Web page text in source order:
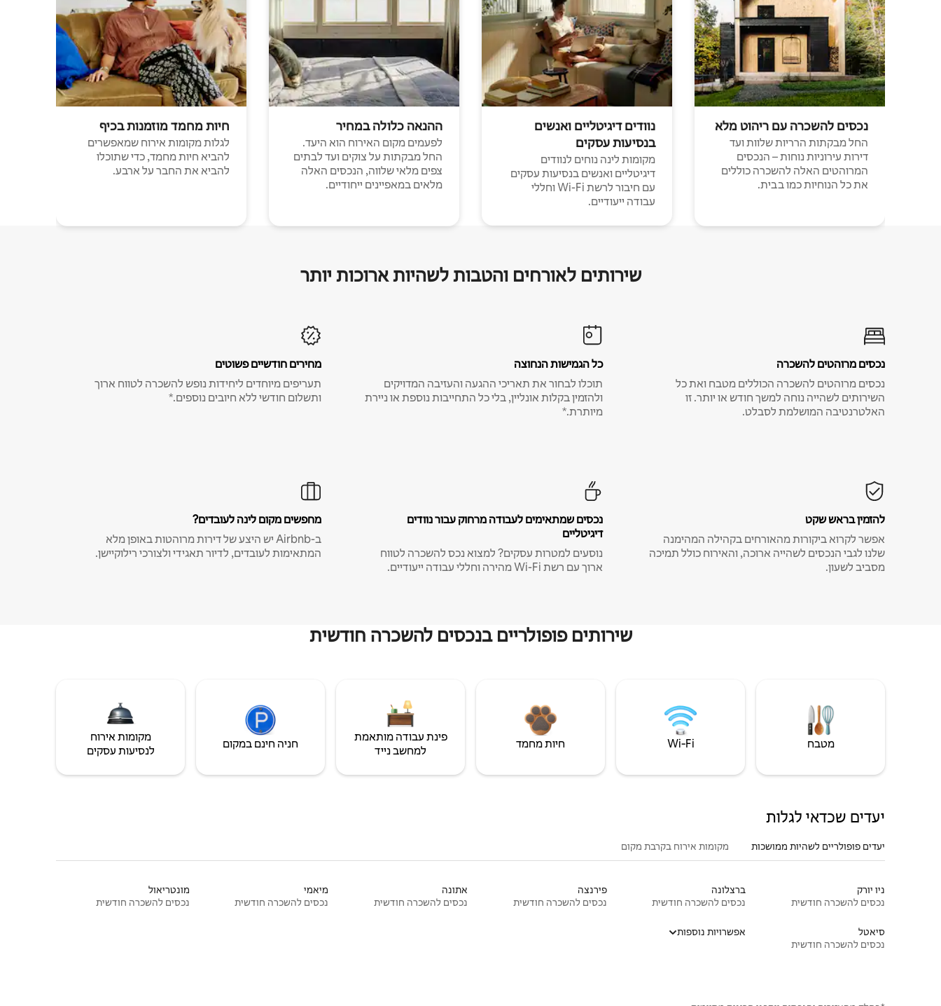
נכסים להשכרה עם ריהוט מלא
החל מבקתות הרריות שלוות ועד
דירות עירוניות נוחות – הנכסים
המרוהטים האלה להשכרה כוללים
את כל הנוחיות כמו בבית.
נוודים דיגיטליים ואנשים
בנסיעות עסקים
מקומות לינה נוחים לנוודים
דיגיטליים ואנשים בנסיעות עסקים
עם חיבור לרשת Wi-Fi וחללי
עבודה ייעודיים.
ההנאה כלולה במחיר
לפעמים מקום האירוח הוא היעד.
החל מבקתות על צוקים ועד לבתים
צפים מלאי שלווה, הנכסים האלה
מלאים במאפיינים ייחודיים.
חיות מחמד מוזמנות בכיף
לגלות מקומות אירוח שמאפשרים
להביא חיות מחמד, כדי שתוכלו
להביא את החבר על ארבע.
שירותים לאורחים והטבות לשהיות ארוכות יותר
נכסים מרוהטים להשכרה
נכסים מרוהטים להשכרה הכוללים מטבח ואת כל
השירותים לשהייה נוחה למשך חודש או יותר. זו
האלטרנטיבה המושלמת לסבלט.
כל הגמישות הנחוצה
תוכלו לבחור את תאריכי ההגעה והעזיבה המדויקים
ולהזמין בקלות אונליין, בלי כל התחייבות נוספת או ניירת
מיותרת.*
מחירים חודשיים פשוטים
תעריפים מיוחדים ליחידות נופש להשכרה לטווח ארוך
ותשלום חודשי ללא חיובים נוספים.*
להזמין בראש שקט
אפשר לקרוא ביקורות מהאורחים בקהילה המהימנה
שלנו לגבי הנכסים לשהייה ארוכה, והאירוח כולל תמיכה
מסביב לשעון.
נכסים שמתאימים לעבודה מרחוק עבור נוודים
דיגיטליים
נוסעים למטרות עסקים? למצוא נכס להשכרה לטווח
ארוך עם רשת Wi-Fi מהירה וחללי עבודה ייעודיים.
מחפשים מקום לינה לעובדים?
ב-Airbnb יש היצע של דירות מרוהטות באופן מלא
המתאימות לעובדים, לדיור תאגידי ולצורכי רילוקיישן.
שירותים פופולריים בנכסים להשכרה חודשית
מטבח Wi‑Fi חיות מחמד
פינת עבודה מותאמת
למחשב נייד
חניה חינם במקום
מקומות אירוח
לנסיעות עסקים
יעדים שכדאי לגלות
יעדים פופולריים לשהיות ממושכות מקומות אירוח בקרבת מקום
ניו יורק
נכסים להשכרה חודשית
ברצלונה
נכסים להשכרה חודשית
פירנצה
נכסים להשכרה חודשית
אתונה
נכסים להשכרה חודשית
מיאמי
נכסים להשכרה חודשית
מונטריאול
נכסים להשכרה חודשית
סיאטל
נכסים להשכרה חודשית
אפשרויות נוספות